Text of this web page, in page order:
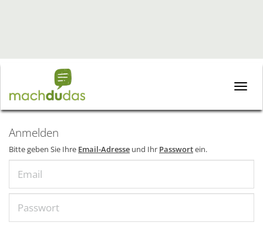
Toggle
Anmelden
Bitte geben Sie Ihre Email-Adresse und Ihr Passwortein.